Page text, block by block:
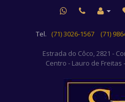
Tel. (71) 3026-1567 (71)
Estrada do Côco, 2821 -
Centro - Lauro de Freitas